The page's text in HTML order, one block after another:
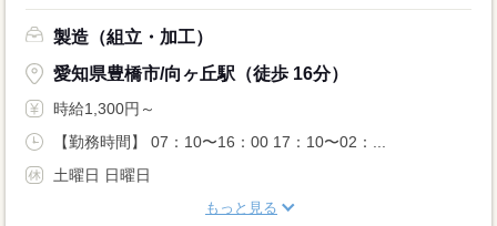
製造（組立・加工）
愛知県豊橋市/向ヶ丘駅（徒歩 16分）
時給1,300円～
【勤務時間】 07：10〜16：00 17：10〜02：...
土曜日 日曜日
もっと見る